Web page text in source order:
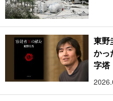
東野
かっ
字塔